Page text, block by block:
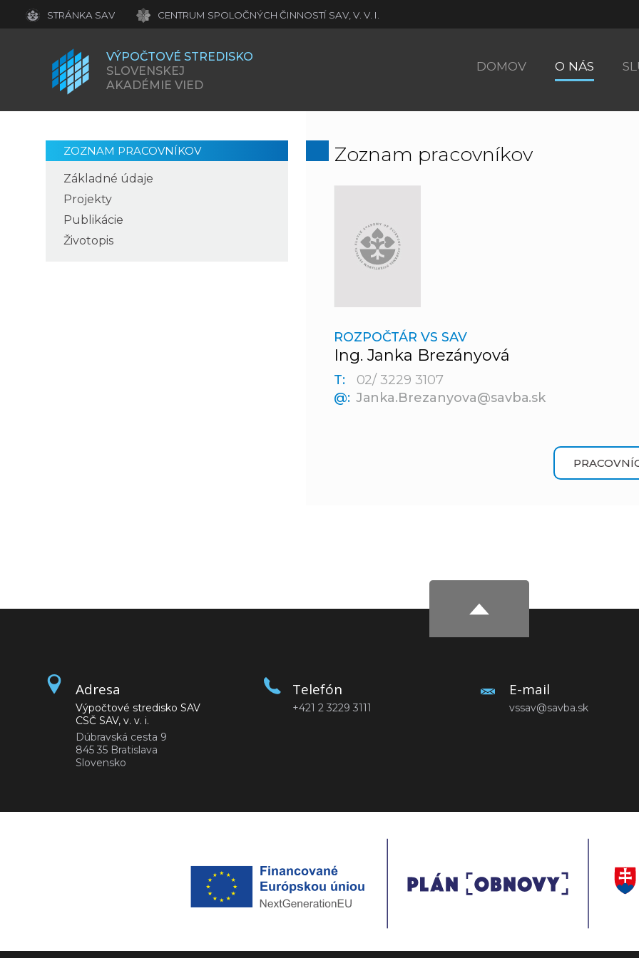
VÝPOČTOVÉ STREDISKO
SLOVENSKEJ
AKADÉMIE VIED
DOMOV O NÁS
STRÁNKA SAV CENTRUM SPOLOČNÝCH ČINNOSTÍ SAV, V. V. I.
ZOZNAM PRACOVNÍKOV
Základné údaje
Projekty
Publikácie
Životopis
Zoznam pracovníkov
ROZPOČTÁR VS SAV
Ing. Janka Brezányová
T:
02/ 3229 3107
@: Janka.Brezanyova@savba.sk
Adresa
Výpočtové stredisko SAV
CSČ SAV, v. v. i.
Dúbravská cesta 9
845 35 Bratislava
Slovensko
Telefón
+421 2 3229 3111
E-mail
vssav@savba.sk